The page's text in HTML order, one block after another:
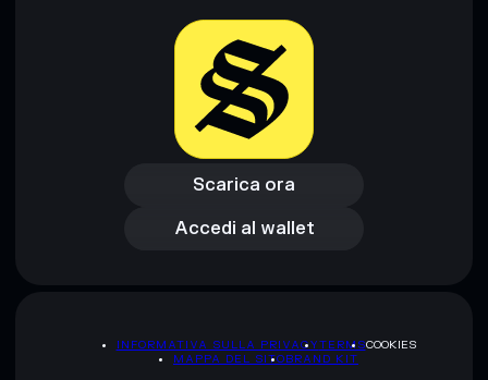
Scarica ora
Scarica ora
Accedi al wallet
Accedi al wallet
INFORMATIVA SULLA PRIVACYTERMSCOOKIES
MAPPA DEL SITOBRAND KIT